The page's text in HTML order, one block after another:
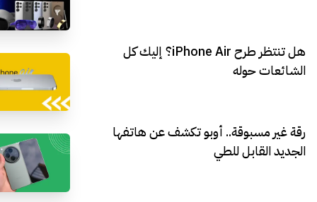
هل تنتظر طرح iPhone Air؟ إليك كل
الشائعات حوله
رقة غير مسبوقة.. أوبو تكشف عن هاتفها
الجديد القابل للطي